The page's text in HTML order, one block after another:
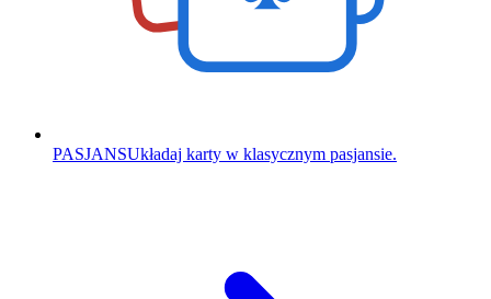
PASJANSUkładaj karty w klasycznym pasjansie.